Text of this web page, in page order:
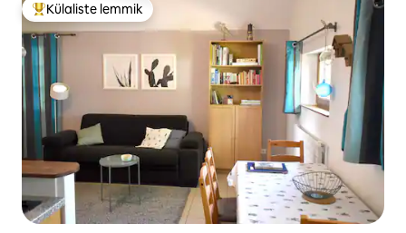
Külaliste suur lemmik
Külaliste lemmik